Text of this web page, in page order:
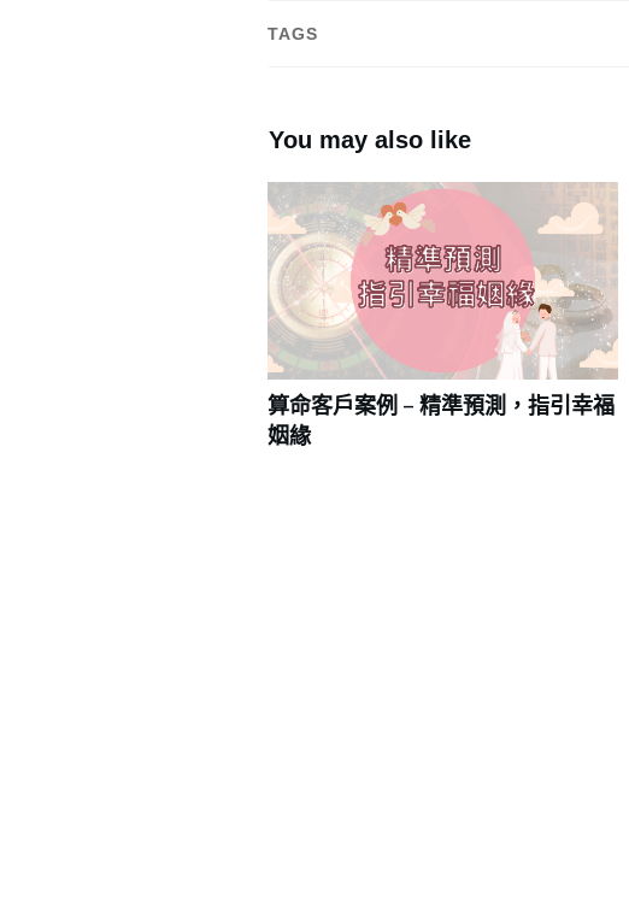
TAGS
You may also like
算命客戶案例 – 精準預測，指引幸福
姻緣